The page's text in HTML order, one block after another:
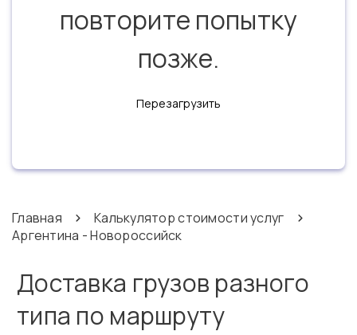
повторите попытку
позже.
Перезагрузить
Главная
Калькулятор стоимости услуг
Аргентина - Новороссийск
Доставка грузов разного
типа по маршруту